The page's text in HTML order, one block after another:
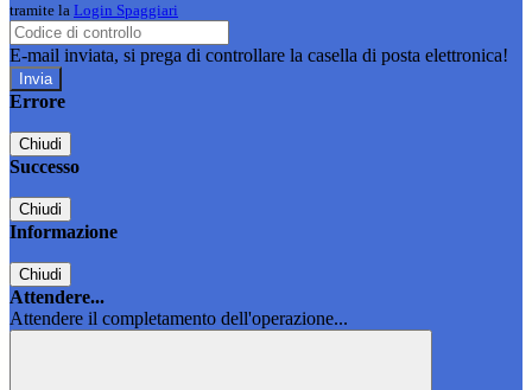
tramite la Login Spaggiari
E-mail inviata, si prega di controllare la casella di posta elettronica!
Errore
Chiudi
Successo
Chiudi
Informazione
Chiudi
Attendere...
Attendere il completamento dell'operazione...